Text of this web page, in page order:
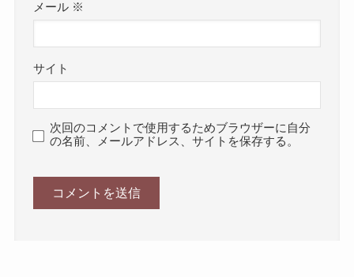
メール ※
サイト
次回のコメントで使用するためブラウザーに自分
の名前、メールアドレス、サイトを保存する。